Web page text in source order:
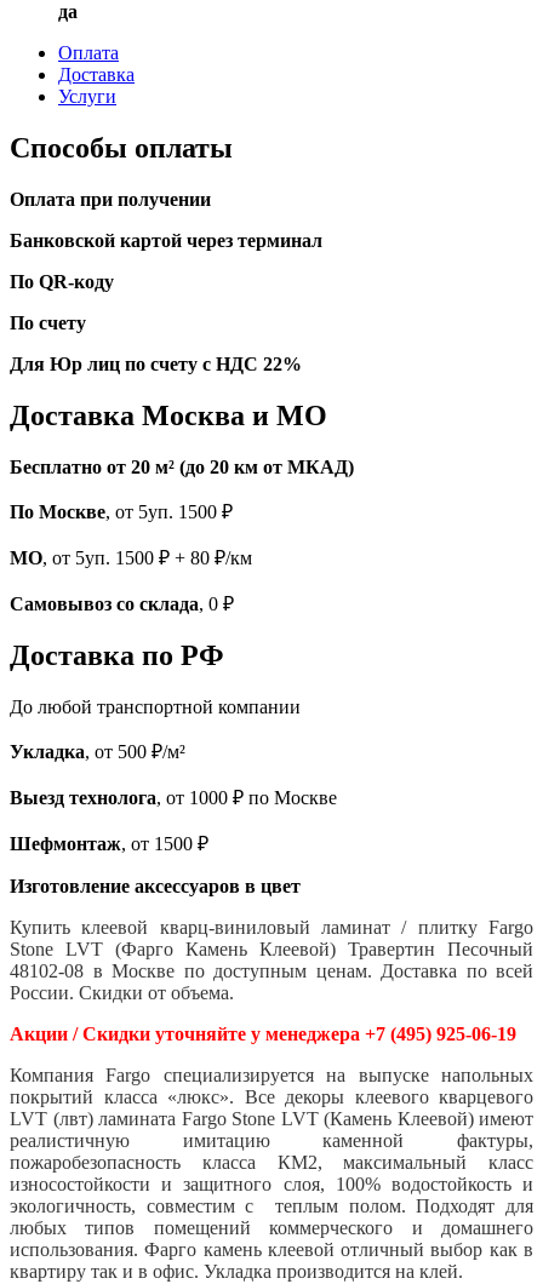
да
Оплата
Доставка
Услуги
Способы оплаты
Оплата при получении
Банковской картой через терминал
По QR-коду
По счету
Для Юр лиц по счету с НДС 22%
Доставка Москва и МО
Бесплатно от 20 м² (до 20 км от МКАД)
По Москве, от 5уп. 1500 ₽
МО, от 5уп. 1500 ₽ + 80 ₽/км
Самовывоз со склада, 0 ₽
Доставка по РФ
До любой транспортной компании
Укладка, от 500 ₽/м²
Выезд технолога, от 1000 ₽ по Москве
Шефмонтаж, от 1500 ₽
Изготовление аксессуаров в цвет
Купить клеевой кварц-виниловый ламинат / плитку Fargo
Stone LVT (Фарго Камень Клеевой) Травертин Песочный
48102-08 в Москве по доступным ценам. Доставка по всей
России. Скидки от объема.
Акции / Скидки уточняйте у менеджера +7 (495) 925-06-19
Компания Fargo специализируется на выпуске напольных
покрытий класса «люкс». Все декоры клеевого кварцевого
LVT (лвт) ламината Fargo Stone LVT (Камень Клеевой) имеют
реалистичную имитацию каменной фактуры,
пожаробезопасность класса КМ2, максимальный класс
износостойкости и защитного слоя, 100% водостойкость и
экологичность, совместим с теплым полом. Подходят для
любых типов помещений коммерческого и домашнего
использования. Фарго камень клеевой отличный выбор как в
квартиру так и в офис. Укладка производится на клей.